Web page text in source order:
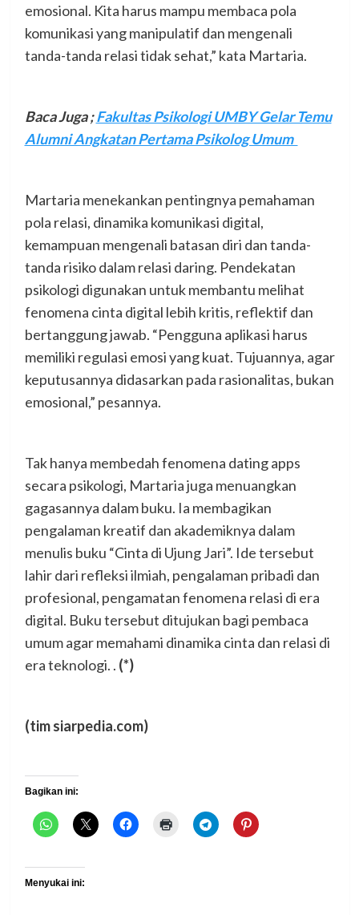
emosional. Kita harus mampu membaca pola
komunikasi yang manipulatif dan mengenali
tanda-tanda relasi tidak sehat,” kata Martaria.
Baca Juga ; Fakultas Psikologi UMBY Gelar Temu
Alumni Angkatan Pertama Psikolog Umum
Martaria menekankan pentingnya pemahaman
pola relasi, dinamika komunikasi digital,
kemampuan mengenali batasan diri dan tanda-
tanda risiko dalam relasi daring. Pendekatan
psikologi digunakan untuk membantu melihat
fenomena cinta digital lebih kritis, reflektif dan
bertanggung jawab. “Pengguna aplikasi harus
memiliki regulasi emosi yang kuat. Tujuannya, agar
keputusannya didasarkan pada rasionalitas, bukan
emosional,” pesannya.
Tak hanya membedah fenomena dating apps
secara psikologi, Martaria juga menuangkan
gagasannya dalam buku. Ia membagikan
pengalaman kreatif dan akademiknya dalam
menulis buku “Cinta di Ujung Jari”. Ide tersebut
lahir dari refleksi ilmiah, pengalaman pribadi dan
profesional, pengamatan fenomena relasi di era
digital. Buku tersebut ditujukan bagi pembaca
umum agar memahami dinamika cinta dan relasi di
era teknologi. . (*)
(tim siarpedia.com)
Bagikan ini:
Menyukai ini: